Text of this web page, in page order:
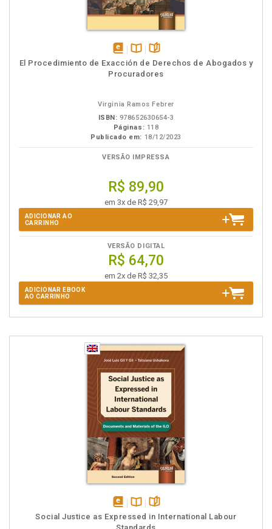
disponível
em
Disponível
na
páginas
El Procedimiento de Exacción de Derechos de Abogados y
Procuradores
Virginia Ramos Febrer
ISBN: 978652630654-3
Páginas: 118
Publicado em: 18/12/2023
VERSÃO IMPRESSA
R$ 89,90
em 3x de R$ 29,97
ADICIONAR AO
CARRINHO
VERSÃO DIGITAL
R$ 64,70
em 2x de R$ 32,35
ADICIONAR EBOOK
AO CARRINHO
disponível
em
Disponível
na
páginas
Social Justice as Expressed in International Labour